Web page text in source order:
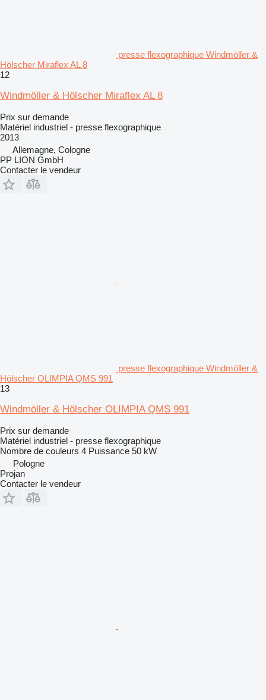
presse flexographique Windmöller &
Hölscher Miraflex AL 8
12
Windmöller & Hölscher Miraflex AL 8
Prix sur demande
Matériel industriel - presse flexographique
2013
Allemagne, Cologne
PP LION GmbH
Contacter le vendeur
presse flexographique Windmöller &
Hölscher OLIMPIA QMS 991
13
Windmöller & Hölscher OLIMPIA QMS 991
Prix sur demande
Matériel industriel - presse flexographique
Nombre de couleurs 4 Puissance 50 kW
Pologne
Projan
Contacter le vendeur